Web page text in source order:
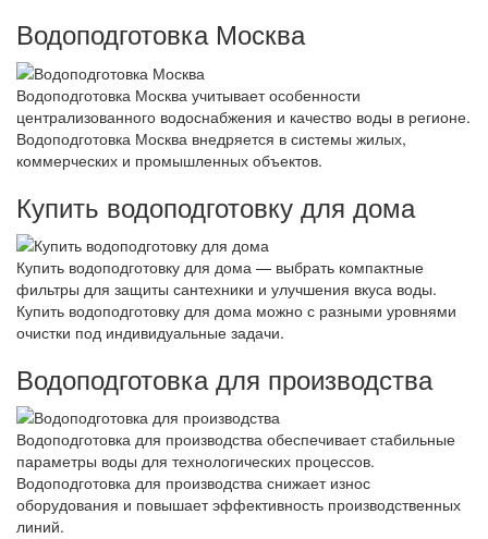
Водоподготовка Москва
Водоподготовка Москва учитывает особенности
централизованного водоснабжения и качество воды в регионе.
Водоподготовка Москва внедряется в системы жилых,
коммерческих и промышленных объектов.
Купить водоподготовку для дома
Купить водоподготовку для дома — выбрать компактные
фильтры для защиты сантехники и улучшения вкуса воды.
Купить водоподготовку для дома можно с разными уровнями
очистки под индивидуальные задачи.
Водоподготовка для производства
Водоподготовка для производства обеспечивает стабильные
параметры воды для технологических процессов.
Водоподготовка для производства снижает износ
оборудования и повышает эффективность производственных
линий.